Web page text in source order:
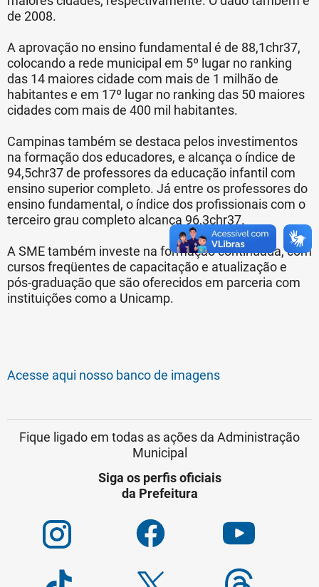
de 2008.
A aprovação no ensino fundamental é de 88,1chr37,
colocando a rede municipal em 5º lugar no ranking
das 14 maiores cidade com mais de 1 milhão de
habitantes e em 17º lugar no ranking das 50 maiores
cidades com mais de 400 mil habitantes.
Campinas também se destaca pelos investimentos
na formação dos educadores, e alcança o índice de
94,5chr37 de professores da educação infantil com
ensino superior completo. Já entre os professores do
ensino fundamental, o índice dos profissionais com o
terceiro grau completo alcança 96,3chr37.
A SME também investe na formação continuada, com
cursos freqüentes de capacitação e atualização e
pós-graduação que são oferecidos em parceria com
instituições como a Unicamp.
Acesse aqui nosso banco de imagens
Fique ligado em todas as ações da Administração
Municipal
Siga os perfis oficiais
da Prefeitura